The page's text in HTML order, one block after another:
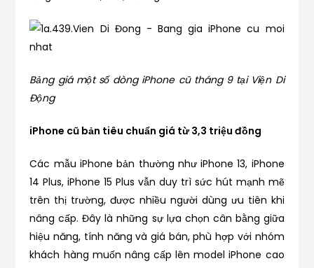
Bảng giá một số dòng iPhone cũ tháng 9 tại Viện Di
Động
iPhone cũ bản tiêu chuẩn giá từ 3,3 triệu đồng
Các mẫu iPhone bản thường như iPhone 13, iPhone
14 Plus, iPhone 15 Plus vẫn duy trì sức hút mạnh mẽ
trên thị trường, được nhiều người dùng ưu tiên khi
nâng cấp. Đây là những sự lựa chọn cân bằng giữa
hiệu năng, tính năng và giá bán, phù hợp với nhóm
khách hàng muốn nâng cấp lên model iPhone cao